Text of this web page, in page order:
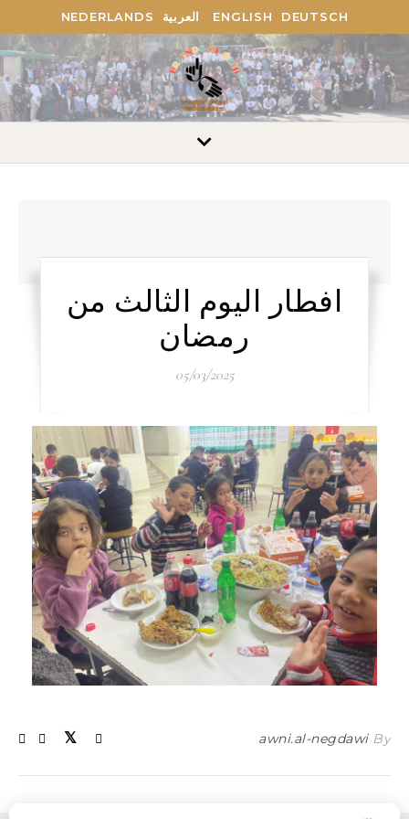
DEUTSCH
ENGLISH العربية NEDERLANDS
افطار اليوم الثالث من
رمضان
05/03/2025
By
awni.al-negdawi